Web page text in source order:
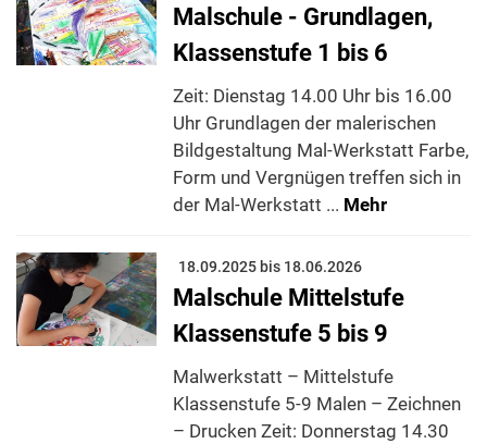
Malschule - Grundlagen,
Klassenstufe 1 bis 6
Zeit: Dienstag 14.00 Uhr bis 16.00
Uhr Grundlagen der malerischen
Bildgestaltung Mal-Werkstatt Farbe,
Form und Vergnügen treffen sich in
der Mal-Werkstatt ... Mehr
18.09.2025 bis 18.06.2026
Malschule Mittelstufe
Klassenstufe 5 bis 9
Malwerkstatt – Mittelstufe
Klassenstufe 5-9 Malen – Zeichnen
– Drucken Zeit: Donnerstag 14.30